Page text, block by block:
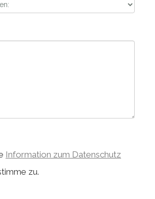
Information zum Datenschutz
zu.